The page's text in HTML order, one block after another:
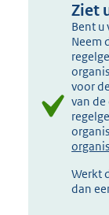
Ziet
Bent u
Neem
voor
van de
Werkt
dan